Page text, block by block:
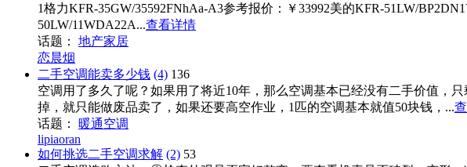
1格力KFR-35GW/35592FNhAa-A3参考报价：￥33992美的KFR-51LW/
50LW/11WDA22A...查看详情
话题：
地产家居
恋晨烟
二手空调能卖多少钱 (4) 136
空调用了多久了呢？如果用了将近10年，那么空调基本已经没有二手价值，
掉，就只能做废品卖了，如果还要高空作业，1匹的空调基本就值50块钱，...
话题：
暖通空调
lipiaoran
如何挑选二手空调求解 (2) 53